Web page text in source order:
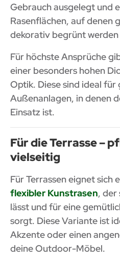
Gebrauch ausgelegt und
Rasenflächen, auf denen
dekorativ begrünt werden
Für höchste Ansprüche
einer besonders hohen
Optik. Diese sind ideal
Außenanlagen, in denen
Einsatz ist.
Für die Terrasse –
vielseitig
Für Terrassen eignet sich
flexibler Kunstrasen, der
lässt und für eine
sorgt. Diese Variante ist
Akzente oder einen
deine Outdoor-Möbel.